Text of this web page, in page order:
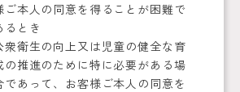
ご本人の同意を得ることが困難で
るとき
衆衛生の向上又は児童の健全な育
の推進のために特に必要がある場
であって、お客様ご本人の同意を